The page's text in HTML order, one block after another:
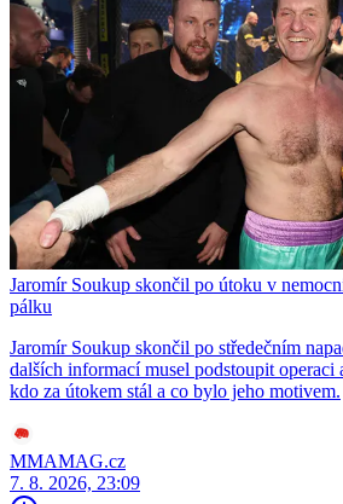
Jaromír Soukup skončil po útoku v
pálku
Jaromír Soukup skončil po středečním
dalších informací musel podstoupit
kdo za útokem stál a co bylo jeho motivem.
MMAMAG.cz
7. 8. 2026, 23:09